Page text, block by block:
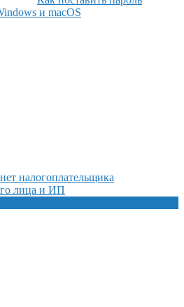
и macOS
налогоплательщика
лица и ИП